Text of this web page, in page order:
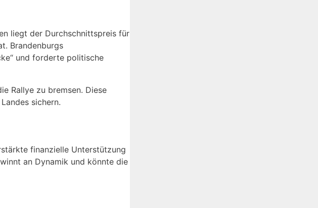
liegt der Durchschnittspreis für
Brandenburgs
und forderte politische
Rallye zu bremsen. Diese
sichern.
finanzielle Unterstützung
an Dynamik und könnte die